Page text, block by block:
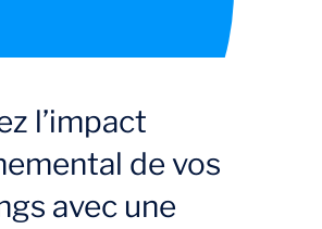
l’impact
de vos
avec une